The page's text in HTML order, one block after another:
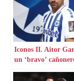
Iconos II. Aitor
un ‘bravo’